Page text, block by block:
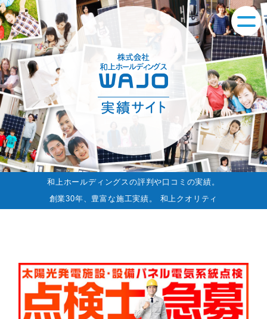
和上ホールディングスの評判や口コミの実績。
創業30年、豊富な施工実績。 和上クオリティ